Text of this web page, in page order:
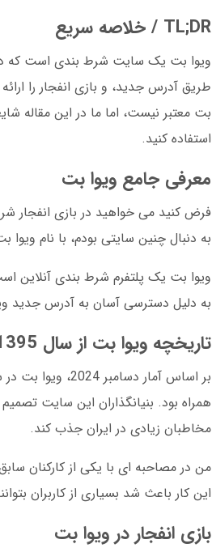
TL;DR / خلاصه سریع
طریق آدرس جدید، و بازی انفجار را
بت معتبر نیست، اما ما در این مقاله
استفاده کنید.
معرفی جامع ویوا بت
فرض کنید می خواهید در بازی انفجار
به دنبال چنین سایتی بودم، با نام
ویوا بت یک پلتفرم شرط بندی آنلاین
به دلیل دسترسی آسان به آدرس جدید
تاریخچه ویوا بت از سال 1395
همراه بود. بنیانگذاران این سایت
مخاطبان زیادی در ایران جذب کند.
این کار باعث شد بسیاری از کاربران
بازی انفجار در ویوا بت